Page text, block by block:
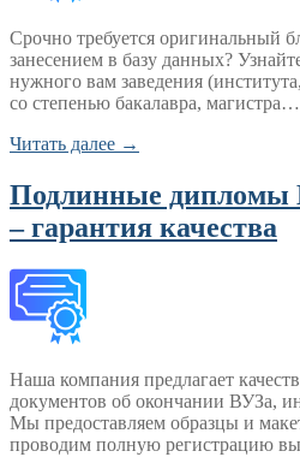
Срочно требуется оригинальный
занесением в базу данных?
нужного вам заведения
со степенью бакалавра, магистра…
Читать далее →
Подлинные дипломы
– гарантия качества
Наша компания предлагает
документов об окончании ВУЗа,
Мы предоставляем образцы и
проводим полную регистрацию